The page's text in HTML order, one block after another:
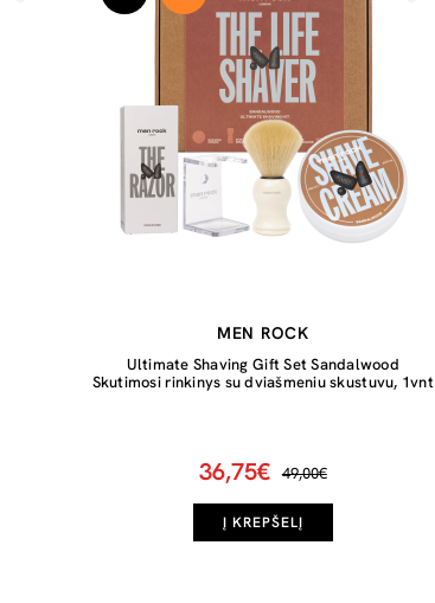
MEN ROCK
Ultimate Shaving Gift Set Sandalwood
Skutimosi rinkinys su dviašmeniu skustuvu, 1vnt
36,75€ 49,00€
Į KREPŠELĮ